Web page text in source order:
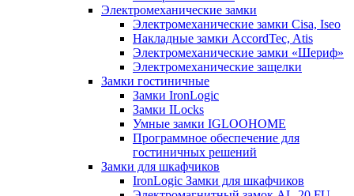
Электромеханические замки
Электромеханические замки Cisa, Iseo
Накладные замки AccordTec, Atis
Электромеханические замки «Шериф»
Электромеханические защелки
Замки гостиничные
Замки IronLogic
Замки ILocks
Умные замки IGLOOHOME
Программное обеспечение для
гостиничных решений
Замки для шкафчиков
IronLogic Замки для шкафчиков